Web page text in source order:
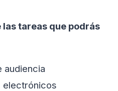
las tareas que podrás
audiencia
electrónicos